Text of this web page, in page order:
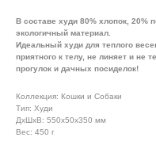
В составе худи 80% хлопок, 20%
экологичный материал.
Идеальный худи для теплого
приятного к телу, не линяет и не
прогулок и дачных посиделок!
Коллекция: Кошки и Собаки
Тип: Худи
ДxШxВ: 550x50x350 мм
Вес: 450 г